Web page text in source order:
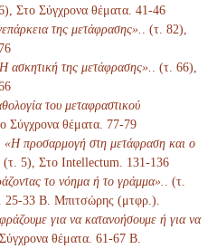
Στο Σύγχρονα θέματα. 41-46
της μετάφρασης».
. (τ. 82),
ασκητική της μετάφρασης».
. (τ. 66),
του μεταφραστικού
Σύγχρονα θέματα. 77-79
«Η προσαρμογή στη μετάφραση και ο
. (τ. 5), Στο Intellectum. 131-136
το νόημα ή το γράμμα».
. (τ.
25-33 Β. Μπιτσώρης (μτφρ.).
για να κατανοήσουμε ή για να
θέματα. 61-67 Β.